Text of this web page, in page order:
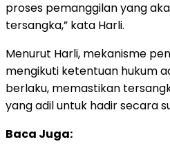
proses pemanggilan yang
tersangka,” kata Harli.
Menurut Harli, mekanisme
mengikuti ketentuan hukum
berlaku, memastikan
yang adil untuk hadir secara
Baca Juga: